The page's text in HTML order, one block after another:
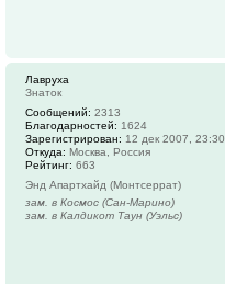
Лавруха
Знаток
Сообщений: 2313
Благодарностей: 1624
Зарегистрирован: 12 дек 2007, 23:30
Откуда: Москва, Россия
Рейтинг: 663
Энд Апартхайд (Монтсеррат)
зам. в Космос (Сан-Марино)
зам. в Калдикот Таун (Уэльс)